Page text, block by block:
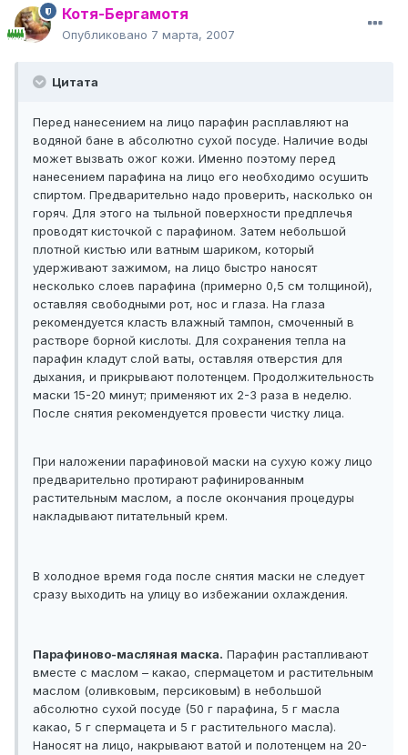
Котя-Бергамотя
Опубликовано 7 марта, 2007
Цитата
Перед нанесением на лицо парафин расплавляют на
водяной бане в абсолютно сухой посуде. Наличие воды
может вызвать ожог кожи. Именно поэтому перед
нанесением парафина на лицо его необходимо осушить
спиртом. Предварительно надо проверить, насколько он
горяч. Для этого на тыльной поверхности предплечья
проводят кисточкой с парафином. Затем небольшой
плотной кистью или ватным шариком, который
удерживают зажимом, на лицо быстро наносят
несколько слоев парафина (примерно 0,5 см толщиной),
оставляя свободными рот, нос и глаза. На глаза
рекомендуется класть влажный тампон, смоченный в
растворе борной кислоты. Для сохранения тепла на
парафин кладут слой ваты, оставляя отверстия для
дыхания, и прикрывают полотенцем. Продолжительность
маски 15-20 минут; применяют их 2-3 раза в неделю.
После снятия рекомендуется провести чистку лица.
При наложении парафиновой маски на сухую кожу лицо
предварительно протирают рафинированным
растительным маслом, а после окончания процедуры
накладывают питательный крем.
В холодное время года после снятия маски не следует
сразу выходить на улицу во избежании охлаждения.
Парафиново-масляная маска. Парафин растапливают
вместе с маслом – какао, спермацетом и растительным
маслом (оливковым, персиковым) в небольшой
абсолютно сухой посуде (50 г парафина, 5 г масла
какао, 5 г спермацета и 5 г растительного масла).
Наносят на лицо, накрывают ватой и полотенцем на 20-